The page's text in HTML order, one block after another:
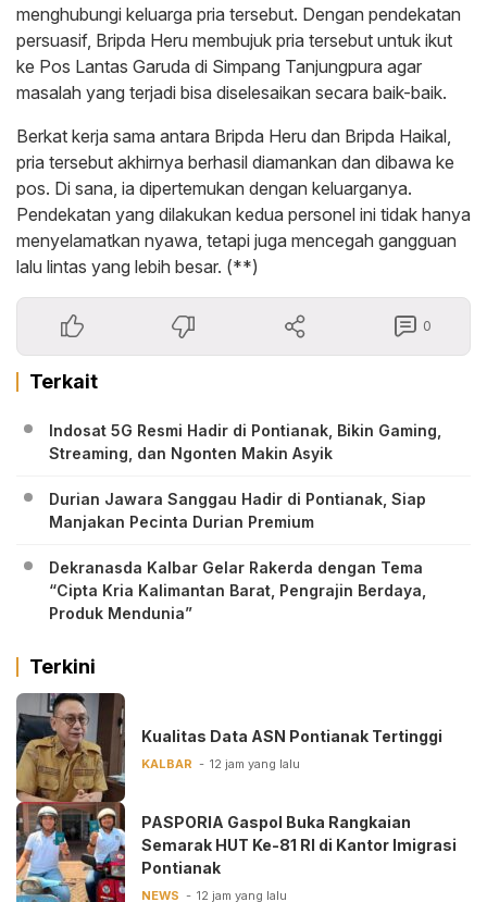
menghubungi keluarga pria tersebut. Dengan pendekatan
persuasif, Bripda Heru membujuk pria tersebut untuk ikut
ke Pos Lantas Garuda di Simpang Tanjungpura agar
masalah yang terjadi bisa diselesaikan secara baik-baik.
Berkat kerja sama antara Bripda Heru dan Bripda Haikal,
pria tersebut akhirnya berhasil diamankan dan dibawa ke
pos. Di sana, ia dipertemukan dengan keluarganya.
Pendekatan yang dilakukan kedua personel ini tidak hanya
menyelamatkan nyawa, tetapi juga mencegah gangguan
lalu lintas yang lebih besar. (**)
0
Terkait
Indosat 5G Resmi Hadir di Pontianak, Bikin Gaming,
Streaming, dan Ngonten Makin Asyik
Durian Jawara Sanggau Hadir di Pontianak, Siap
Manjakan Pecinta Durian Premium
Dekranasda Kalbar Gelar Rakerda dengan Tema
“Cipta Kria Kalimantan Barat, Pengrajin Berdaya,
Produk Mendunia”
Terkini
Kualitas Data ASN Pontianak Tertinggi
KALBAR 12 jam yang lalu
PASPORIA Gaspol Buka Rangkaian
Semarak HUT Ke-81 RI di Kantor Imigrasi
Pontianak
NEWS 12 jam yang lalu